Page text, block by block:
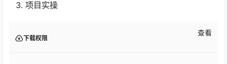
项目实操
下载权限
查看